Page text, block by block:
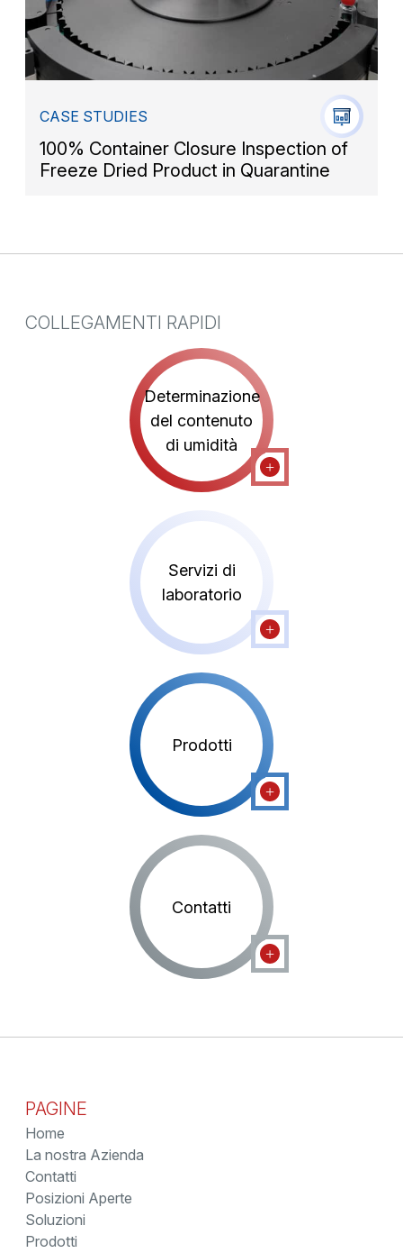
CASE STUDIES
100% Container Closure Inspection of
Freeze Dried Product in Quarantine
COLLEGAMENTI RAPIDI
Determinazione
del contenuto
di umidità
Servizi di
laboratorio
Prodotti
Contatti
PAGINE
Home
La nostra Azienda
Contatti
Posizioni Aperte
Soluzioni
Prodotti